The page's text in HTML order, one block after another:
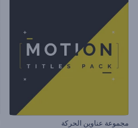
مجموعة عناوين الحركة